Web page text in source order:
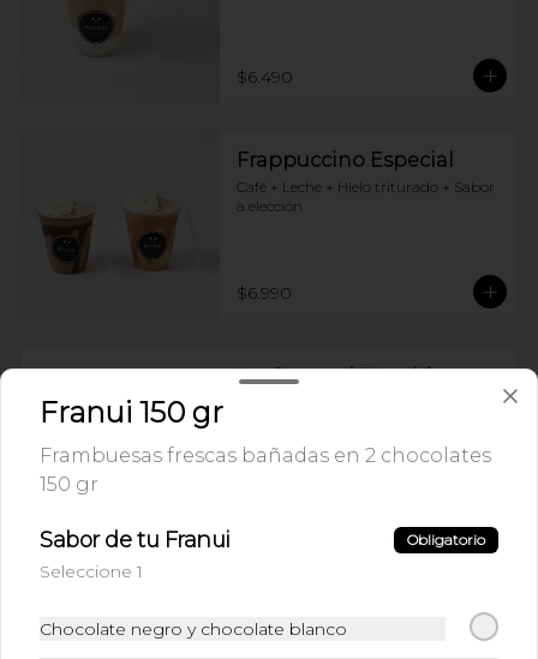
$6.490
Frappuccino Especial
Café + Leche + Hielo triturado + Sabor
a elección
$6.990
Ice Caramel Macchiatto
Sin Azúcar
Franui 150 gr
Frambuesas frescas bañadas en 2 chocolates
150 gr
Sabor de tu Franui Obligatorio
Seleccione 1
Chocolate negro y chocolate blanco